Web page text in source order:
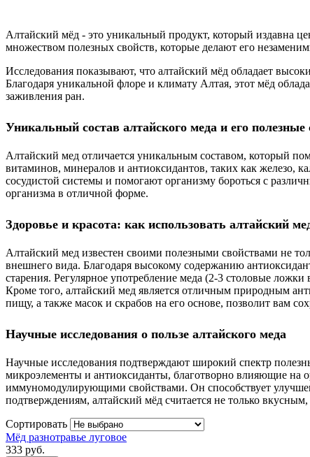
Алтайский мёд - это уникальный продукт, который издавна
множеством полезных свойств, которые делают его
Исследования показывают, что алтайский мёд обладает
Благодаря уникальной флоре и климату Алтая, этот мёд
заживления ран.
Уникальный состав алтайского меда и его полезные
Алтайский мед отличается уникальным составом, который
витаминов, минералов и антиоксидантов, таких как
сосудистой системы и помогают организму бороться с
организма в отличной форме.
Здоровье и красота: как использовать алтайский
Алтайский мед известен своими полезными свойствами не
внешнего вида. Благодаря высокому содержанию
старения. Регулярное употребление меда (2-3 столовые
Кроме того, алтайский мед является отличным природным
пищу, а также масок и скрабов на его основе, позволит вам
Научные исследования о пользе алтайского меда
Научные исследования подтверждают широкий спектр
микроэлементы и антиоксиданты, благотворно влияющие на
иммуномодулирующими свойствами. Он способствует
подтверждениям, алтайский мёд считается не только
Сортировать
Мёд разнотравье луговое
333 руб.